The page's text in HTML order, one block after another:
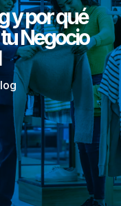
y por qué
Negocio